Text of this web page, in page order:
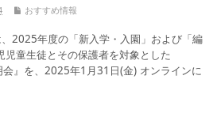
おすすめ情報
2025年度の「新入学・入園」および「編
児童生徒とその保護者を対象とした
会』を、2025年1月31日(金) オンラインに